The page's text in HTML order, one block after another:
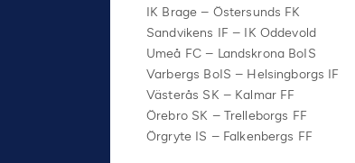
IK Brage – Östersunds FK
Sandvikens IF – IK Oddevold
Umeå FC – Landskrona BoIS
Varbergs BoIS – Helsingborgs IF
Västerås SK – Kalmar FF
Örebro SK – Trelleborgs FF
Örgryte IS – Falkenbergs FF